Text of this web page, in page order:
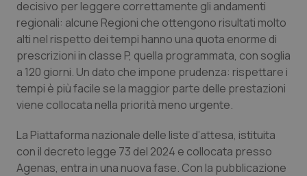
Friuli Venezia Giulia
Lazio
Liguria
Marche
Dermatite Atopica
Diabete & glucometri
Disturbi dell’umore
Donna & Salute
decisivo per leggere correttamente gli andamenti
regionali: alcune Regioni che ottengono risultati molto
alti nel rispetto dei tempi hanno una quota enorme di
prescrizioni in classe P, quella programmata, con soglia
a 120 giorni. Un dato che impone prudenza: rispettare i
tempi è più facile se la maggior parte delle prestazioni
viene collocata nella priorità meno urgente.
La Piattaforma nazionale delle liste d’attesa, istituita
con il decreto legge 73 del 2024 e collocata presso
Agenas, entra in una nuova fase. Con la pubblicazione